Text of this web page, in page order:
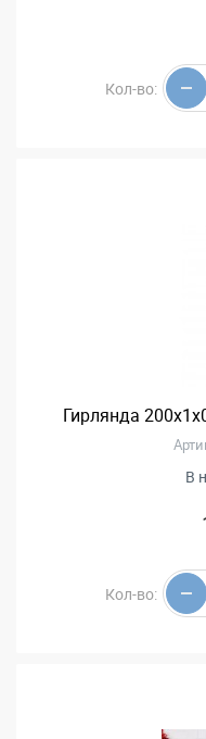
Кол-во:
Гирлянда
В
Кол-во: